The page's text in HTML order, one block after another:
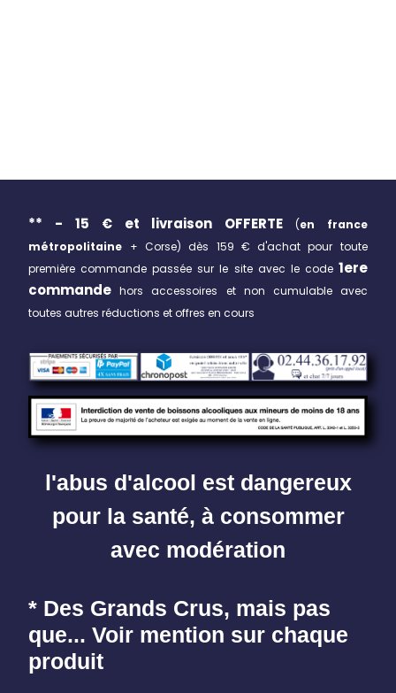
** - 15 € et livraison OFFERTE (en france
métropolitaine + Corse) dès 159 € d'achat pour toute
première commande passée sur le site avec le code 1ere
commande hors accessoires et non cumulable avec
toutes autres réductions et offres en cours
l'abus d'alcool est dangereux
pour la santé, à consommer
avec modération
* Des Grands Crus, mais pas
que... Voir mention sur chaque
produit